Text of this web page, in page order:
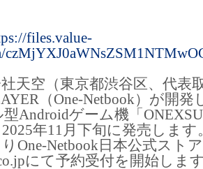
files.value-
天空（東京都渋谷区、代表
（One-Netbook）が開
Androidゲーム機「
年11月下旬に発売します
One-Netbook日本公式スト
にて予約受付を開始しま